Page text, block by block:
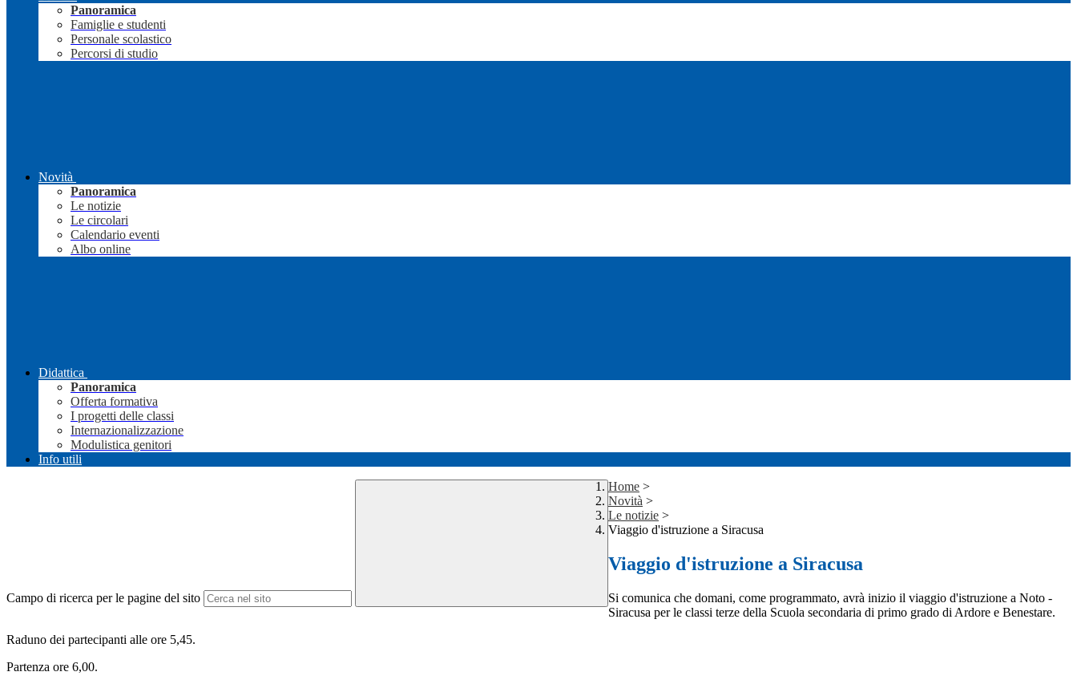
Panoramica
Famiglie e studenti
Personale scolastico
Percorsi di studio
Novità
Panoramica
Le notizie
Le circolari
Calendario eventi
Albo online
Didattica
Panoramica
Offerta formativa
I progetti delle classi
Internazionalizzazione
Modulistica genitori
Info utili
Campo di ricerca per le pagine del sito
Home >
Novità >
Le notizie >
Viaggio d'istruzione a Siracusa
Viaggio d'istruzione a Siracusa
Si comunica che domani, come programmato, avrà inizio il viaggio d'istruzione a Noto -
Siracusa per le classi terze della Scuola secondaria di primo grado di Ardore e Benestare.
Raduno dei partecipanti alle ore 5,45.
Partenza ore 6,00.